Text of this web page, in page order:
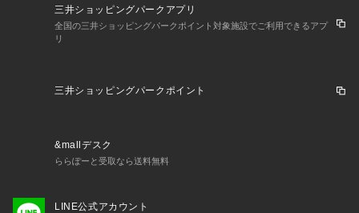
三井ショッピングパークアプリ
全国の三井ショッピングパークポイント対象施設でご利用できるアプ
リ
三井ショッピングパークポイント
&mallデスク
ららぽーと受取なら送料無料
LINE公式アカウント